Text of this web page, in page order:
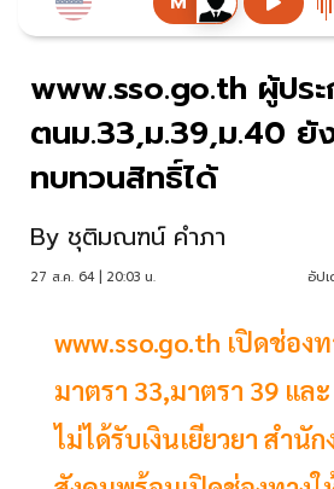
www.sso.go.th ผู้ปร
ตนม.33,ม.39,ม.40 ยั
ทบทวนสิทธิ์ได้
By ชุติมณฑน์ คำภา
27 ส.ค. 64 | 20:03 น. อัป
www.sso.go.th เปิดช่อง
มาตรา 33,มาตรา 39 แล
ไม่ได้รับเงินเยียวยา สำนั